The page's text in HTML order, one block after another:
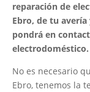
reparación de
Ebro, de tu
pondrá en
electrodoméstico.
No es necesario
Ebro, tenemos la